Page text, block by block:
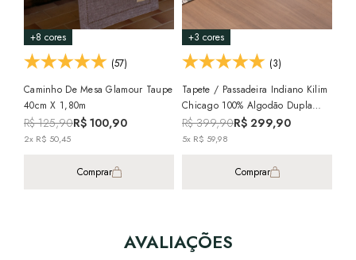
+8 cores
(57)
Caminho De Mesa Glamour Taupe
40cm X 1,80m
R$ 125,90R$ 100,90
2x R$ 50,45
Comprar
+3 cores
(3)
Tapete / Passadeira Indiano Kilim
Chicago 100% Algodão Dupla
Face 60cm X 1,80m
R$ 399,90R$ 299,90
5x R$ 59,98
Comprar
AVALIAÇÕES